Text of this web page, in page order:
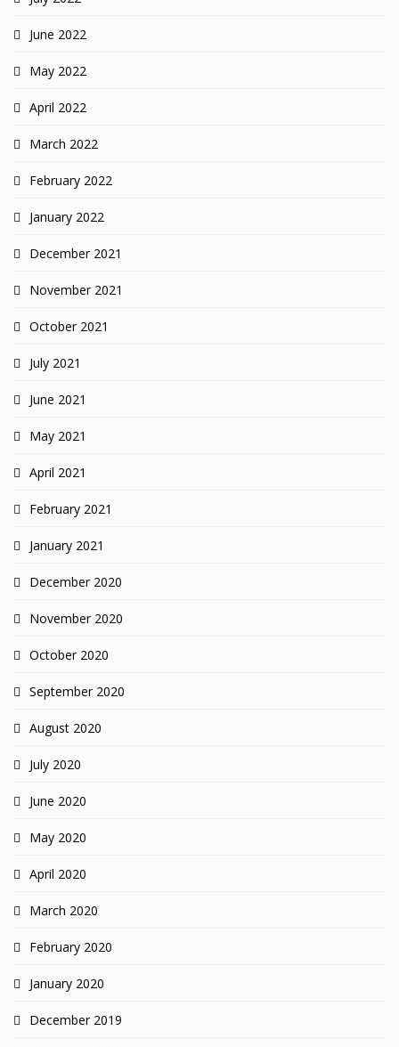
June 2022
May 2022
April 2022
March 2022
February 2022
January 2022
December 2021
November 2021
October 2021
July 2021
June 2021
May 2021
April 2021
February 2021
January 2021
December 2020
November 2020
October 2020
September 2020
August 2020
July 2020
June 2020
May 2020
April 2020
March 2020
February 2020
January 2020
December 2019